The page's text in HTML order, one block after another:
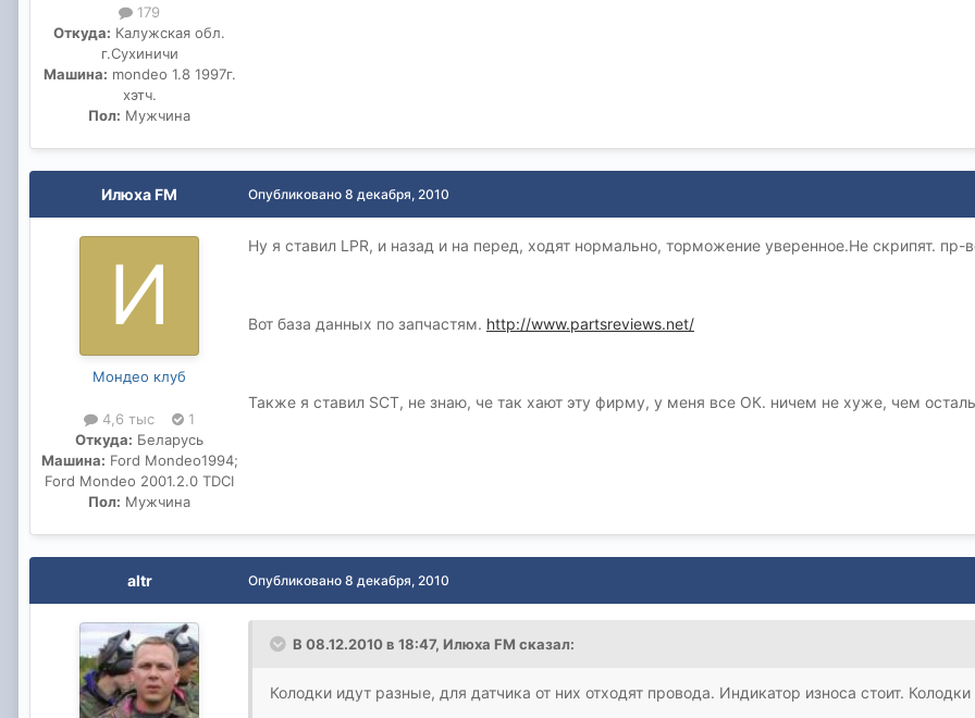
179
Откуда: Калужская обл.
г.Сухиничи
Машина: mondeo 1.8 1997г.
хэтч.
Пол: Мужчина
Илюха FM
Мондео клуб
4,6 тыс
1
Откуда: Беларусь
Машина: Ford Mondeo1994;
Ford Mondeo 2001.2.0 TDCI
Пол: Мужчина
Опубликовано 8 декабря, 2010
Ну я ставил LPR, и назад и на перед, ходят нормально, торможение уверенное.Не скрипят. пр-
Вот база данных по запчастям. http://www.partsreviews.net/
Также я ставил SCT, не знаю, че так хают эту фирму, у меня все ОК. ничем не хуже, чем
altr Опубликовано 8 декабря, 2010
В 08.12.2010 в 18:47, Илюха FM сказал:
Колодки идут разные, для датчика от них отходят провода. Индикатор износа стоит.